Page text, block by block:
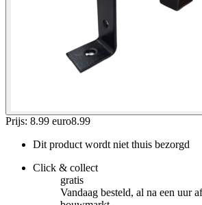
Prijs: 8.99 euro8.99
Dit product wordt niet thuis bezorgd
Click & collect
gratis
Vandaag besteld, al na een uur